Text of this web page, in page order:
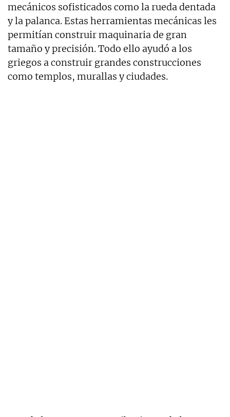
mecánicos sofisticados como la rueda dentada
y la palanca. Estas herramientas mecánicas les
permitían construir maquinaria de gran
tamaño y precisión. Todo ello ayudó a los
griegos a construir grandes construcciones
como templos, murallas y ciudades.